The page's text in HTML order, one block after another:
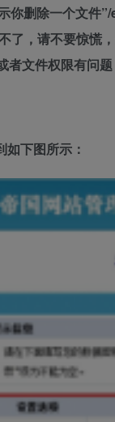
你删除一个文
了，请不要惊慌
者文件权限有问
下图所示：